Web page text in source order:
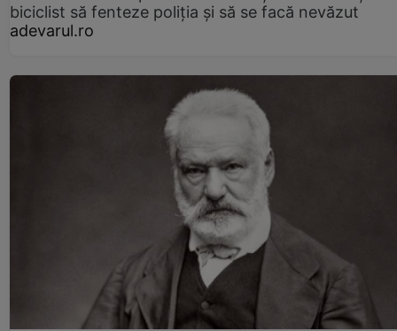
biciclist să fenteze poliția și să se facă nevăzut
adevarul.ro